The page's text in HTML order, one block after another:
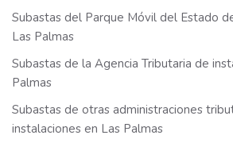
Subastas del Parque Móvil del Estado
Las Palmas
Subastas de la Agencia Tributaria de
Palmas
Subastas de otras administraciones
instalaciones en Las Palmas